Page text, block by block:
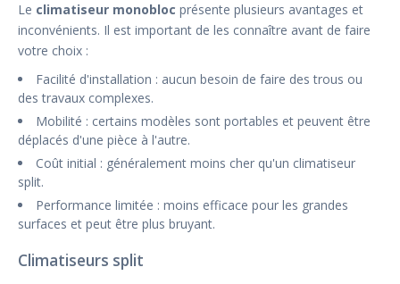
Le climatiseur monobloc présente plusieurs avantages et
inconvénients. Il est important de les connaître avant de faire
votre choix :
Facilité d'installation : aucun besoin de faire des trous ou
des travaux complexes.
Mobilité : certains modèles sont portables et peuvent être
déplacés d'une pièce à l'autre.
Coût initial : généralement moins cher qu'un climatiseur
split.
Performance limitée : moins efficace pour les grandes
surfaces et peut être plus bruyant.
Climatiseurs split